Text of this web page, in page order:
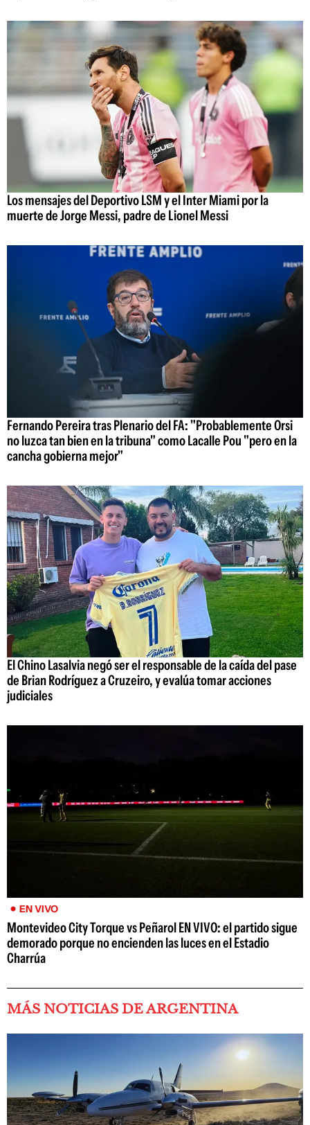
Los mensajes del Deportivo LSM y el Inter Miami por la
muerte de Jorge Messi, padre de Lionel Messi
Fernando Pereira tras Plenario del FA: "Probablemente Orsi
no luzca tan bien en la tribuna" como Lacalle Pou "pero en la
cancha gobierna mejor"
El Chino Lasalvia negó ser el responsable de la caída del pase
de Brian Rodríguez a Cruzeiro, y evalúa tomar acciones
judiciales
EN VIVO
Montevideo City Torque vs Peñarol EN VIVO: el partido sigue
demorado porque no encienden las luces en el Estadio
Charrúa
MÁS NOTICIAS DE ARGENTINA